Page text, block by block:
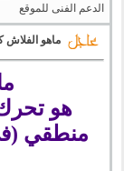
الدعم الفنى للموقع
ماهو
هو
منطقي